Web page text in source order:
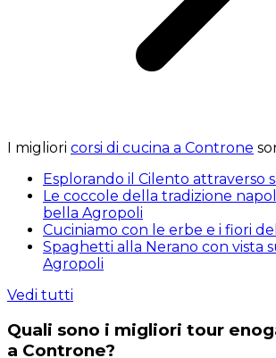
I migliori corsi di cucina a Controne
Esplorando il Cilento attraverso
Le coccole della tradizione
bella Agropoli
Cuciniamo con le erbe e i fiori
Spaghetti alla Nerano con vista
Agropoli
Vedi tutti
Quali sono i migliori tour
a Controne?